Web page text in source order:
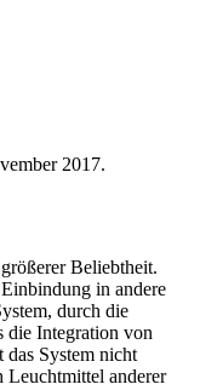
2017.
Beliebtheit.
in andere
durch die
die Integration von
das System nicht
Leuchtmittel anderer